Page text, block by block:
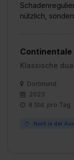
nützlich,
Continentale
Klassische
Dortmund
2023
8 Std. pro Tag
Noch in der